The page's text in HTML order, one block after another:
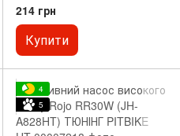
214 грн
Купити
4
5